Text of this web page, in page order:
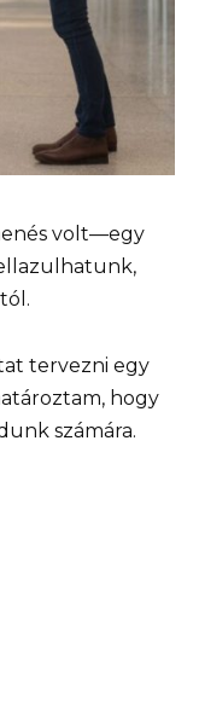
volt—egy
tervezni egy
hogy
számára.